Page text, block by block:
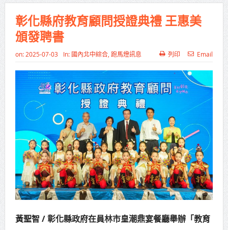
擴大至國中生
雙北合作里程碑！萬大線動態測試
侯友宜蔣萬安攜手視察
北形象館亮相
打鐵厝北側產業園區產業設施公共
動土創造千個就業機會
高雄「三民運動中心」市長陳其
邁、運動部長李洋各界貴賓共同揭幕
高雄東照山關帝廟全國國中小學書
法比賽 圓滿落幕
賴清德總統主持將官晉任 期勉精進
彰化縣府教育顧問授證典禮 王惠美
頒發聘書
on: 2025-07-03 In: 國內北中綜合, 跑馬燈訊息 列印 Email
黃聖智 / 彰化縣政府在員林市皇潮鼎宴餐廳舉辦「教育